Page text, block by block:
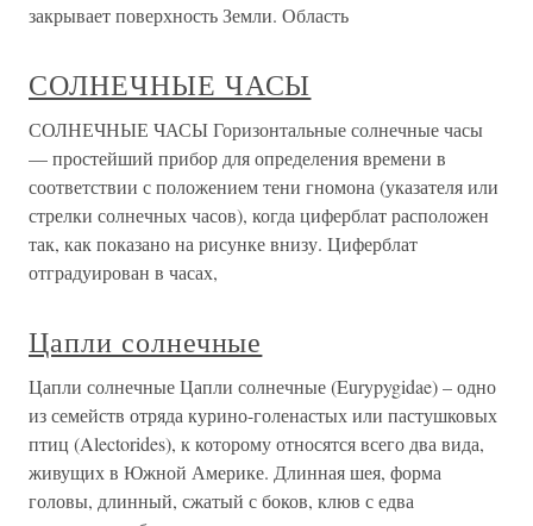
закрывает поверхность Земли. Область
СОЛНЕЧНЫЕ ЧАСЫ
СОЛНЕЧНЫЕ ЧАСЫ Горизонтальные солнечные часы
— простейший прибор для определения времени в
соответствии с положением тени гномона (указателя или
стрелки солнечных часов), когда циферблат расположен
так, как показано на рисунке внизу. Циферблат
отградуирован в часах,
Цапли солнечные
Цапли солнечные Цапли солнечные (Eurypygidae) – одно
из семейств отряда курино-голенастых или пастушковых
птиц (Alectorides), к которому относятся всего два вида,
живущих в Южной Америке. Длинная шея, форма
головы, длинный, сжатый с боков, клюв с едва